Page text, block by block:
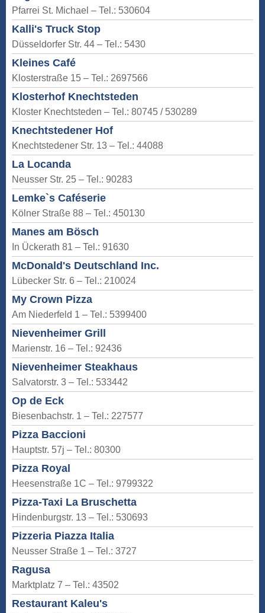
Pfarrei St. Michael – Tel.: 530604
Kalli's Truck Stop
Düsseldorfer Str. 44 – Tel.: 5430
Kleines Café
Klosterstraße 15 – Tel.: 2697566
Klosterhof Knechtsteden
Kloster Knechtsteden – Tel.: 80745 / 530289
Knechtstedener Hof
Knechtstedener Str. 13 – Tel.: 44088
La Locanda
Neusser Str. 25 – Tel.: 90283
Lemke`s Caféserie
Kölner Straße 88 – Tel.: 450130
Manes am Bösch
In Ückerath 81 – Tel.: 91630
McDonald's Deutschland Inc.
Lübecker Str. 6 – Tel.: 210024
My Crown Pizza
Am Niederfeld 1 – Tel.: 5399400
Nievenheimer Grill
Marienstr. 16 – Tel.: 92436
Nievenheimer Steakhaus
Salvatorstr. 3 – Tel.: 533442
Op de Eck
Biesenbachstr. 1 – Tel.: 227577
Pizza Baccioni
Hauptstr. 57j – Tel.: 80300
Pizza Royal
Heesenstraße 1C – Tel.: 9799322
Pizza-Taxi La Bruschetta
Hindenburgstr. 13 – Tel.: 530693
Pizzeria Piazza Italia
Neusser Straße 1 – Tel.: 3727
Ragusa
Marktplatz 7 – Tel.: 43502
Restaurant Kaleu's